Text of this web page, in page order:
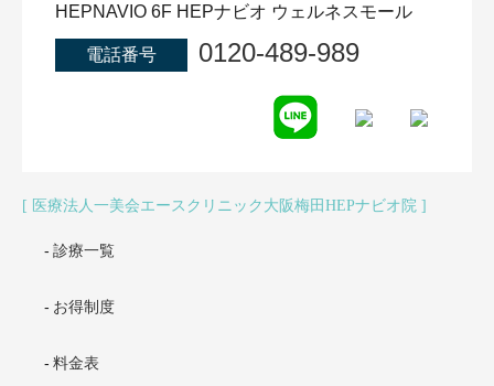
HEPNAVIO 6F HEPナビオ ウェルネスモール
電話番号 0120-489-989
医療法人一美会エースクリニック大阪梅田HEPナビオ院
診療一覧
お得制度
料金表